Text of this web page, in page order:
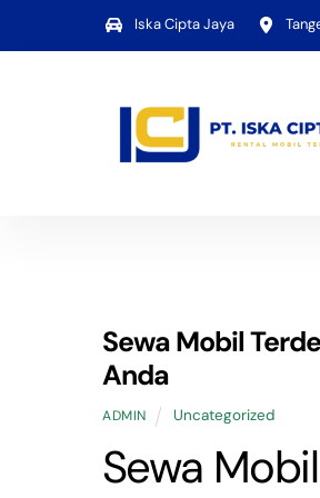
content
Iska Cipta Jaya
Sewa Mobil
Anda
ADMIN Uncategorized
Sewa